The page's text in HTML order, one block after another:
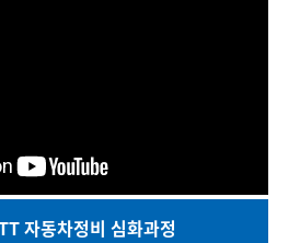
자동차정비 심화과정